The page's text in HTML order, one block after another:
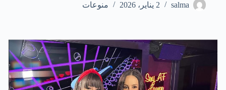
salma 2 يناير، 2026 منوعات